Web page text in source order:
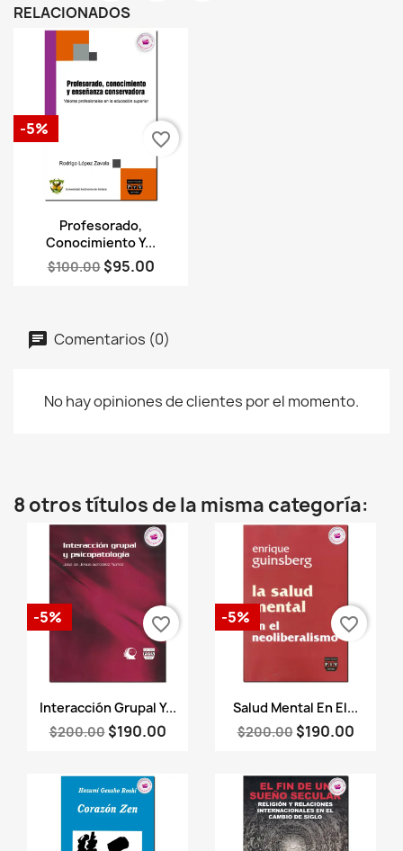
RELACIONADOS
Vista rápida
Profesorado,
Conocimiento Y...
$100.00 $95.00
-5%
favorite_border
Comentarios (0)
No hay opiniones de clientes por el momento.
8 otros títulos de la misma categoría:
Vista rápida
Interacción Grupal Y...
$200.00 $190.00
-5% favorite_border
Vista rápida
Salud Mental En El...
$200.00 $190.00
-5% favorite_border